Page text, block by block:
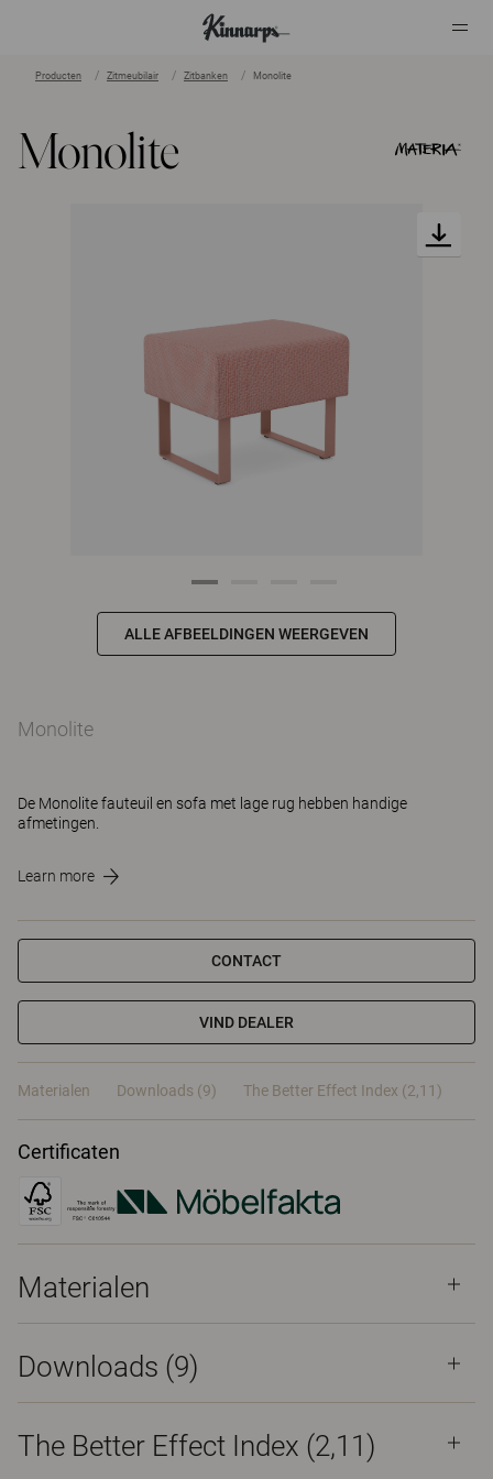
Producten Zitmeubilair Zitbanken Monolite
Monolite
ALLE AFBEELDINGEN WEERGEVEN
Monolite
De Monolite fauteuil en sofa met lage rug hebben handige
afmetingen.
Learn more
CONTACT
VIND DEALER
Materialen Downloads (9) The Better Effect Index (2,11)
Certificaten
Materialen
Downloads (9)
The Better Effect Index (2,11)